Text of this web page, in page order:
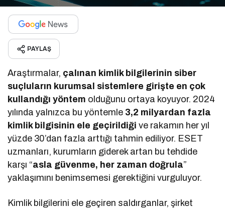
PAYLAŞ
Araştırmalar, çalınan kimlik bilgilerinin siber
suçluların kurumsal sistemlere girişte en çok
kullandığı yöntem olduğunu ortaya koyuyor. 2024
yılında yalnızca bu yöntemle 3,2 milyardan fazla
kimlik bilgisinin ele geçirildiği ve rakamın her yıl
yüzde 30’dan fazla arttığı tahmin ediliyor. ESET
uzmanları, kurumların giderek artan bu tehdide
karşı “asla güvenme, her zaman doğrula”
yaklaşımını benimsemesi gerektiğini vurguluyor.
Kimlik bilgilerini ele geçiren saldırganlar, şirket